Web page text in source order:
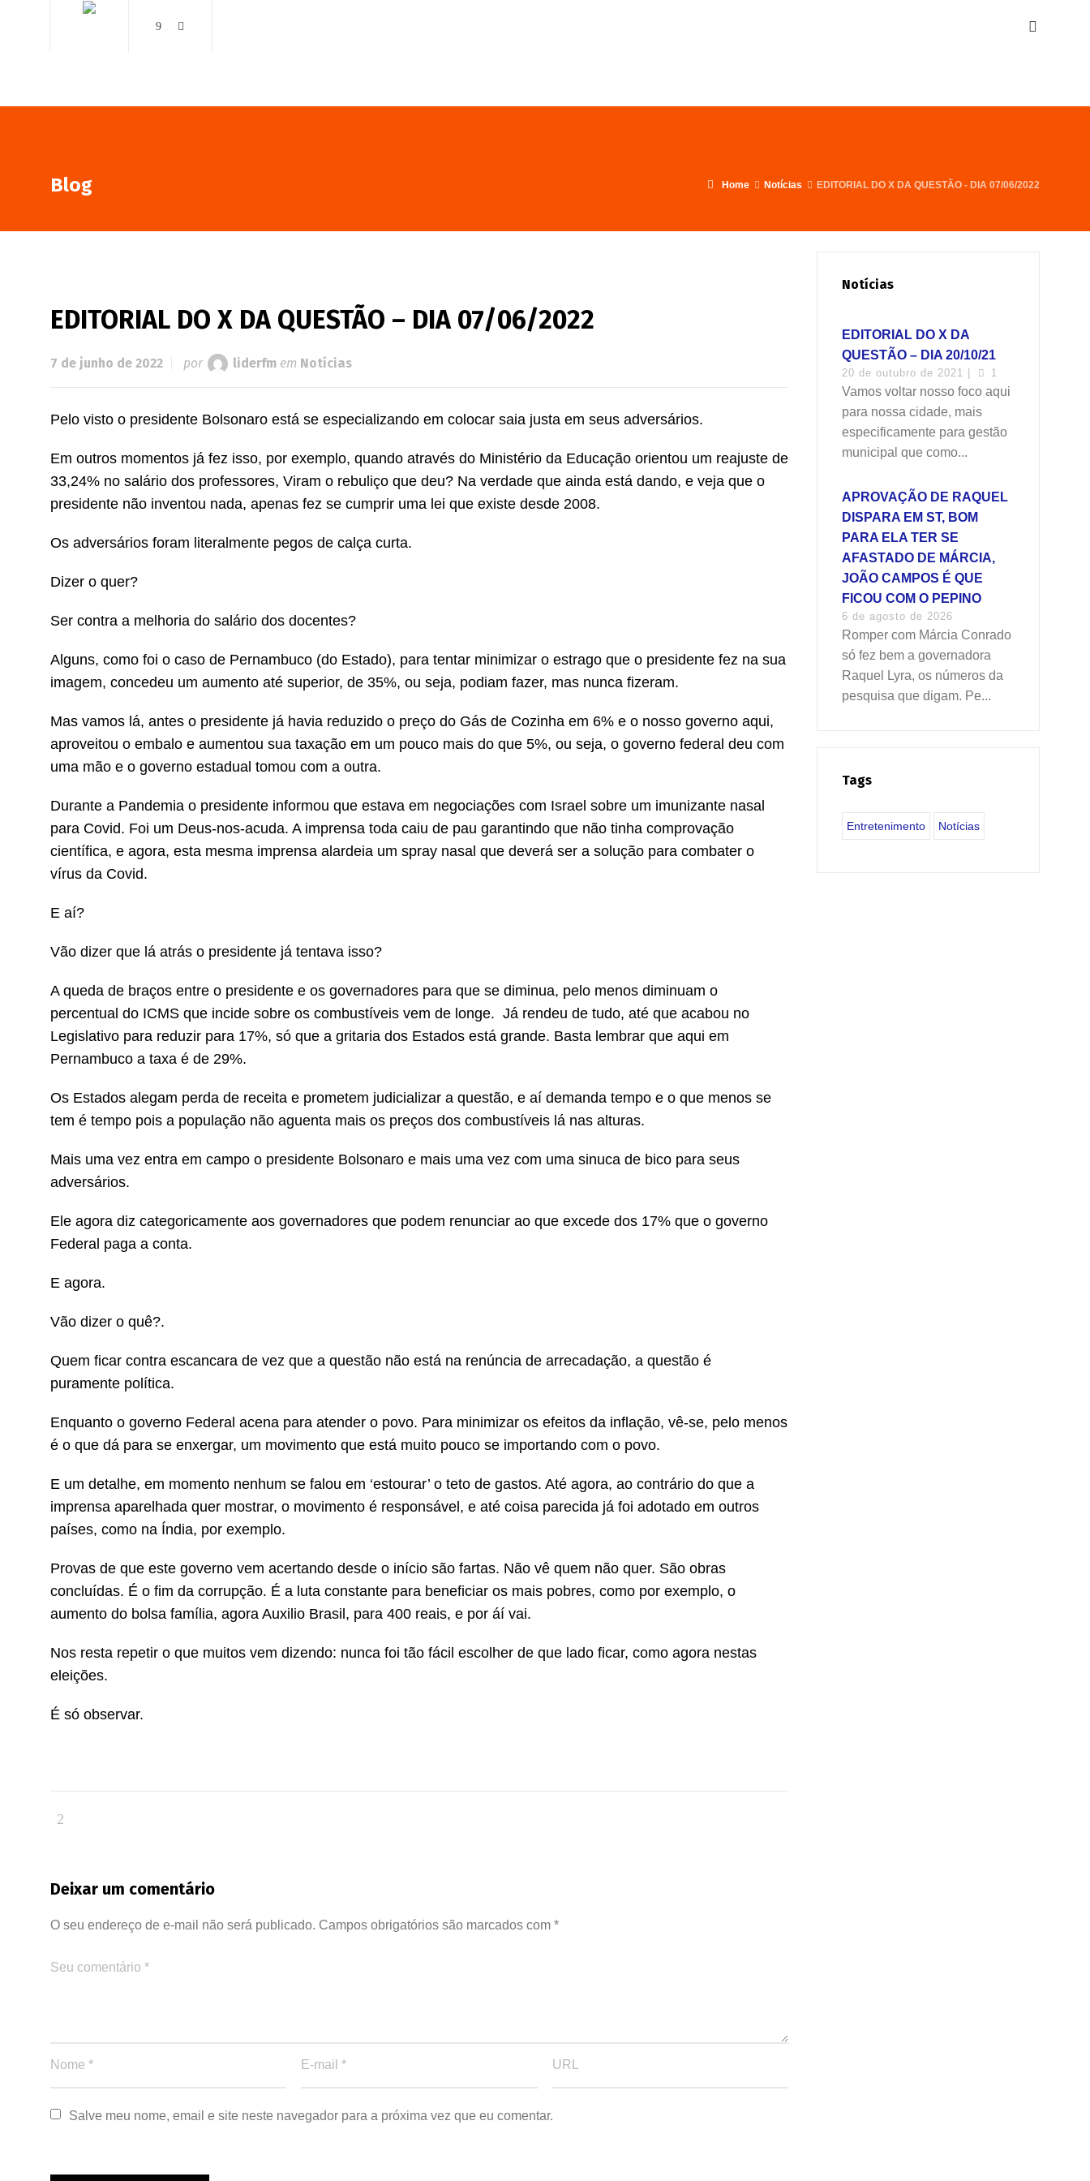
Blog Home Notícias EDITORIAL DO X DA QUESTÃO - DIA 07/06/2022
EDITORIAL DO X DA QUESTÃO – DIA 07/06/2022
7 de junho de 2022 por liderfm em Notícias
Pelo visto o presidente Bolsonaro está se especializando em colocar saia justa em seus adversários.
Em outros momentos já fez isso, por exemplo, quando através do Ministério da Educação orientou um reajuste de
33,24% no salário dos professores, Viram o rebuliço que deu? Na verdade que ainda está dando, e veja que o
presidente não inventou nada, apenas fez se cumprir uma lei que existe desde 2008.
Os adversários foram literalmente pegos de calça curta.
Dizer o quer?
Ser contra a melhoria do salário dos docentes?
Alguns, como foi o caso de Pernambuco (do Estado), para tentar minimizar o estrago que o presidente fez na sua
imagem, concedeu um aumento até superior, de 35%, ou seja, podiam fazer, mas nunca fizeram.
Mas vamos lá, antes o presidente já havia reduzido o preço do Gás de Cozinha em 6% e o nosso governo aqui,
aproveitou o embalo e aumentou sua taxação em um pouco mais do que 5%, ou seja, o governo federal deu com
uma mão e o governo estadual tomou com a outra.
Durante a Pandemia o presidente informou que estava em negociações com Israel sobre um imunizante nasal
para Covid. Foi um Deus-nos-acuda. A imprensa toda caiu de pau garantindo que não tinha comprovação
científica, e agora, esta mesma imprensa alardeia um spray nasal que deverá ser a solução para combater o
vírus da Covid.
E aí?
Vão dizer que lá atrás o presidente já tentava isso?
A queda de braços entre o presidente e os governadores para que se diminua, pelo menos diminuam o
percentual do ICMS que incide sobre os combustíveis vem de longe. Já rendeu de tudo, até que acabou no
Legislativo para reduzir para 17%, só que a gritaria dos Estados está grande. Basta lembrar que aqui em
Pernambuco a taxa é de 29%.
Os Estados alegam perda de receita e prometem judicializar a questão, e aí demanda tempo e o que menos se
tem é tempo pois a população não aguenta mais os preços dos combustíveis lá nas alturas.
Mais uma vez entra em campo o presidente Bolsonaro e mais uma vez com uma sinuca de bico para seus
adversários.
Ele agora diz categoricamente aos governadores que podem renunciar ao que excede dos 17% que o governo
Federal paga a conta.
E agora.
Vão dizer o quê?.
Quem ficar contra escancara de vez que a questão não está na renúncia de arrecadação, a questão é
puramente política.
Enquanto o governo Federal acena para atender o povo. Para minimizar os efeitos da inflação, vê-se, pelo menos
é o que dá para se enxergar, um movimento que está muito pouco se importando com o povo.
E um detalhe, em momento nenhum se falou em ‘estourar’ o teto de gastos. Até agora, ao contrário do que a
imprensa aparelhada quer mostrar, o movimento é responsável, e até coisa parecida já foi adotado em outros
países, como na Índia, por exemplo.
Provas de que este governo vem acertando desde o início são fartas. Não vê quem não quer. São obras
concluídas. É o fim da corrupção. É a luta constante para beneficiar os mais pobres, como por exemplo, o
aumento do bolsa família, agora Auxilio Brasil, para 400 reais, e por áí vai.
Nos resta repetir o que muitos vem dizendo: nunca foi tão fácil escolher de que lado ficar, como agora nestas
eleições.
É só observar.
Deixar um comentário
O seu endereço de e-mail não será publicado. Campos obrigatórios são marcados com *
Salve meu nome, email e site neste navegador para a próxima vez que eu comentar.
Notícias
EDITORIAL DO X DA
QUESTÃO – DIA 20/10/21
20 de outubro de 2021 | 1
Vamos voltar nosso foco aqui
para nossa cidade, mais
especificamente para gestão
municipal que como...
APROVAÇÃO DE RAQUEL
DISPARA EM ST, BOM
PARA ELA TER SE
AFASTADO DE MÁRCIA,
JOÃO CAMPOS É QUE
FICOU COM O PEPINO
6 de agosto de 2026
Romper com Márcia Conrado
só fez bem a governadora
Raquel Lyra, os números da
pesquisa que digam. Pe...
Tags
Entretenimento Notícias